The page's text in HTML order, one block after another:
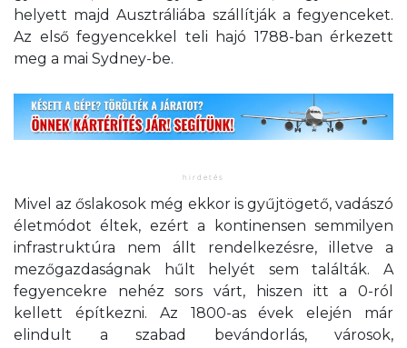
helyett majd Ausztráliába szállítják a fegyenceket.
Az első fegyencekkel teli hajó 1788-ban érkezett
meg a mai Sydney-be.
Mivel az őslakosok még ekkor is gyűjtögető, vadászó
életmódot éltek, ezért a kontinensen semmilyen
infrastruktúra nem állt rendelkezésre, illetve a
mezőgazdaságnak hűlt helyét sem találták. A
fegyencekre nehéz sors várt, hiszen itt a 0-ról
kellett építkezni. Az 1800-as évek elején már
elindult a szabad bevándorlás, városok,